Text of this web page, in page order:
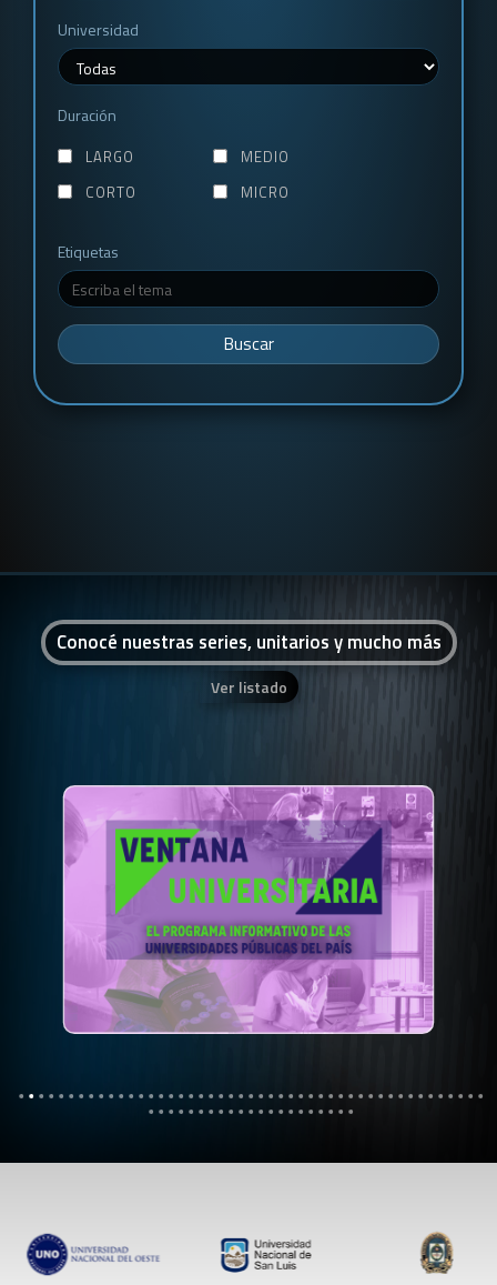
Universidad
Duración
LARGO
MEDIO
CORTO
MICRO
Etiquetas
Buscar
Conocé nuestras series, unitarios y mucho más
Ver listado